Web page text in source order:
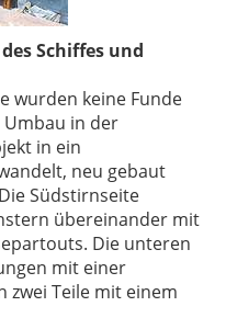
Schiffes und
wurden keine Funde
in der
in ein
neu gebaut
Südstirnseite
übereinander mit
Die unteren
mit einer
zwei Teile mit einem